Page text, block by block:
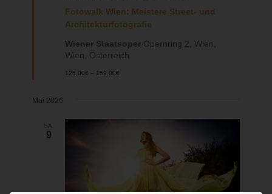
Fotowalk Wien: Meistere Street- und
Architekturfotografie
Wiener Staatsoper Opernring 2, Wien,
Wien, Österreich
125,00€ – 159,00€
Mai 2026
SA.
9